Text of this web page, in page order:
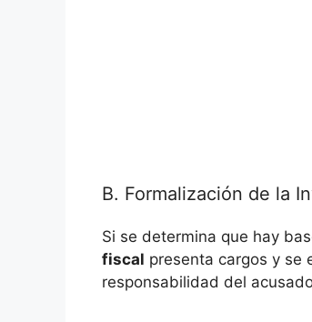
B. Formalización de la
Si se determina que hay
fiscal presenta cargos y se
responsabilidad del